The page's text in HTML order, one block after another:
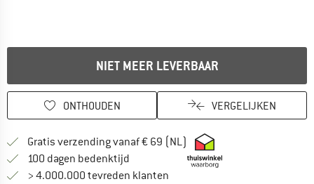
NIET MEER LEVERBAAR
ONTHOUDEN VERGELIJKEN
Gratis verzending vanaf € 69 (NL) Vind hier de
100 dagen bedenktijd Vind de betalingsinformatie hier!
> 4.000.000 tevreden klanten